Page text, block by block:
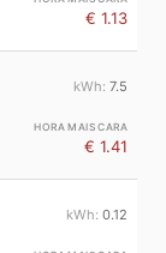
€ 1.13
7.5
€ 1.41
0.12